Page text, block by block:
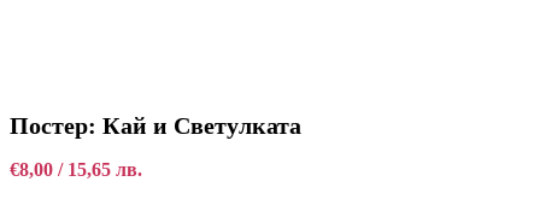
Постер: Кай и Светулката
€8,00 / 15,65 лв.